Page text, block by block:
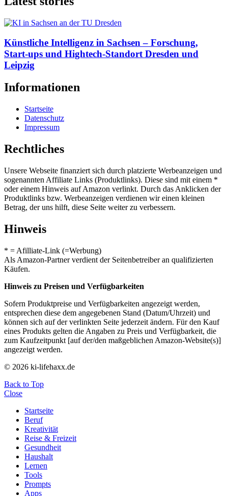
Künstliche Intelligenz in Sachsen – Forschung,
Start-ups und Hightech-Standort Dresden und
Leipzig
Informationen
Startseite
Datenschutz
Impressum
Rechtliches
Unsere Webseite finanziert sich durch platzierte Werbeanzeigen und
sogenannten Affiliate Links (Produktlinks). Diese sind mit einem *
oder einem Hinweis auf Amazon verlinkt. Durch das Anklicken der
Produktlinks bzw. Werbeanzeigen verdienen wir einen kleinen
Betrag, der uns hilft, diese Seite weiter zu verbessern.
Hinweis
* = Afilliate-Link (=Werbung)
Als Amazon-Partner verdient der Seitenbetreiber an qualifizierten
Käufen.
Hinweis zu Preisen und Verfügbarkeiten
Sofern Produktpreise und Verfügbarkeiten angezeigt werden,
entsprechen diese dem angegebenen Stand (Datum/Uhrzeit) und
können sich auf der verlinkten Seite jederzeit ändern. Für den Kauf
eines Produkts gelten die Angaben zu Preis und Verfügbarkeit, die
zum Kaufzeitpunkt [auf der/den maßgeblichen Amazon-Website(s)]
angezeigt werden.
© 2026 ki-lifehaxx.de
Back to Top
Close
Startseite
Beruf
Kreativität
Reise & Freizeit
Gesundheit
Haushalt
Lernen
Tools
Prompts
Apps